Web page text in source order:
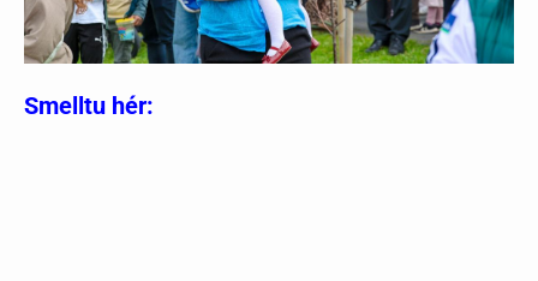
Smelltu hér: